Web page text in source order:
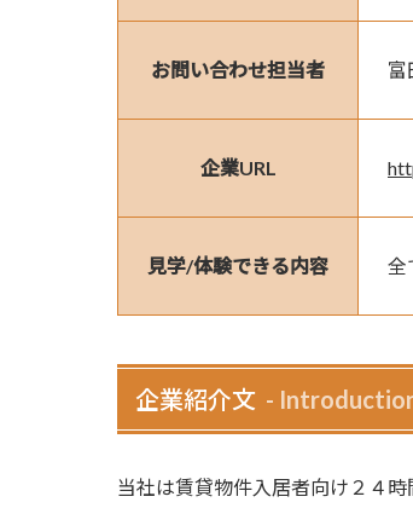
お問い合わせ担当者 富
企業URL
見学/体験できる内容 全
企業紹介文
当社は賃貸物件入居者向け２４